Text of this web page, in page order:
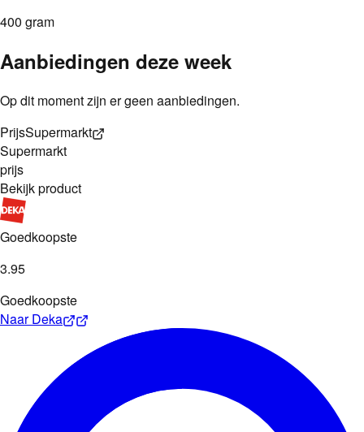
400 gram
Aanbiedingen deze week
Op dit moment zijn er geen aanbiedingen.
PrijsSupermarkt
Supermarkt
prijs
Bekijk product
Goedkoopste
3.95
Goedkoopste
NaarDeka